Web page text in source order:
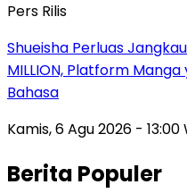
Pers Rilis
Shueisha Perluas
MILLION, Platform
Bahasa
Kamis, 6 Agu 2026 - 13:00
Berita Populer